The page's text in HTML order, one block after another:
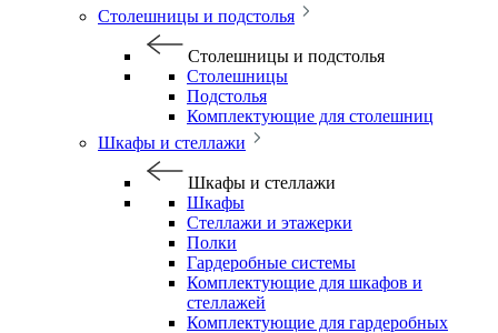
Столешницы и подстолья
Столешницы и подстолья
Столешницы
Подстолья
Комплектующие для столешниц
Шкафы и стеллажи
Шкафы и стеллажи
Шкафы
Стеллажи и этажерки
Полки
Гардеробные системы
Комплектующие для шкафов и
стеллажей
Комплектующие для гардеробных